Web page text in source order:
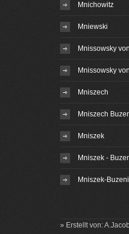
Mnichowitz
Mniewski
Mnissowsky
Mnissowsky
Mniszech
Mniszech
Mniszek
Mniszek -
Mniszek-
» Erstellt von: